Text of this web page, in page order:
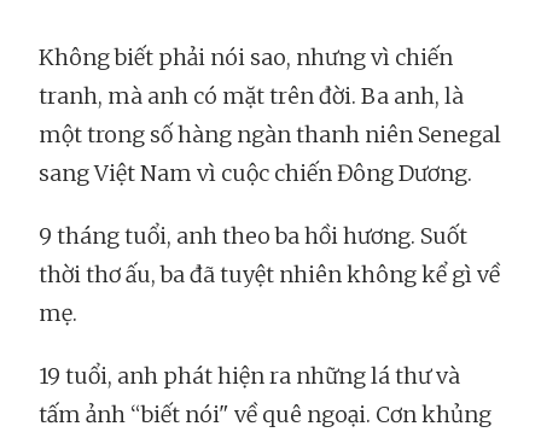
Không biết phải nói sao, nhưng vì chiến
tranh, mà anh có mặt trên đời. Ba anh, là
một trong số hàng ngàn thanh niên Senegal
sang Việt Nam vì cuộc chiến Đông Dương.
9 tháng tuổi, anh theo ba hồi hương. Suốt
thời thơ ấu, ba đã tuyệt nhiên không kể gì về
mẹ.
19 tuổi, anh phát hiện ra những lá thư và
tấm ảnh “biết nói" về quê ngoại. Cơn khủng